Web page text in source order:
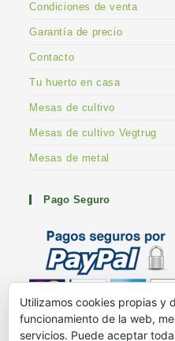
Condiciones de venta
Garantía de precio
Contacto
Tu huerto en casa
Mesas de cultivo
Mesas de cultivo Vegtrug
Mesas de metal
Pago Seguro
Metodos de pago
Utilizamos cookies propias y
funcionamiento de la web,
servicios. Puede aceptar